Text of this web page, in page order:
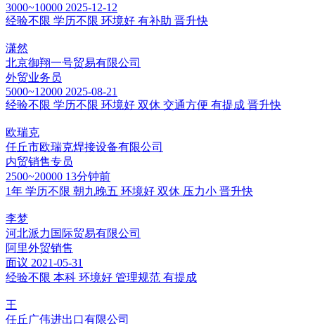
3000~10000 2025-12-12
经验不限 学历不限 环境好 有补助 晋升快
潇然
北京御翔一号贸易有限公司
外贸业务员
5000~12000 2025-08-21
经验不限 学历不限 环境好 双休 交通方便 有提成 晋升快
欧瑞克
任丘市欧瑞克焊接设备有限公司
内贸销售专员
2500~20000 13分钟前
1年 学历不限 朝九晚五 环境好 双休 压力小 晋升快
李梦
河北派力国际贸易有限公司
阿里外贸销售
面议 2021-05-31
经验不限 本科 环境好 管理规范 有提成
王
任丘广伟进出口有限公司